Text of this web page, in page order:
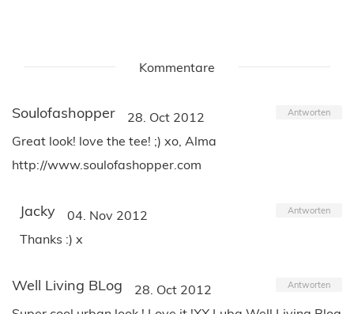
Kommentare
Soulofashopper 28. Oct 2012 Antworten
Great look! love the tee! ;) xo, Alma
http://www.soulofashopper.com
Jacky 04. Nov 2012 Antworten
Thanks :) x
Well Living BLog 28. Oct 2012 Antworten